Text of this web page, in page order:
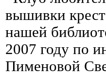
вышивки
нашей
2007 году по
Пименовой